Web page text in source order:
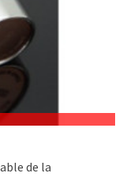
de la